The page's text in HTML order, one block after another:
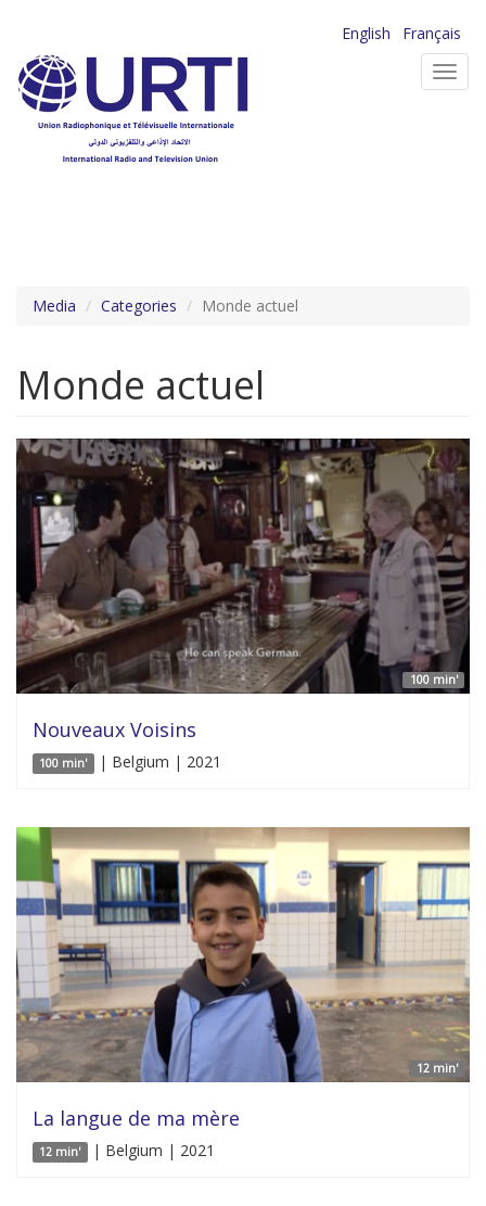
contenu
principal
English
Français
Media Categories Monde actuel
Monde actuel
100 min'
Nouveaux Voisins
100 min' | Belgium | 2021
12 min'
La langue de ma mère
12 min' | Belgium | 2021